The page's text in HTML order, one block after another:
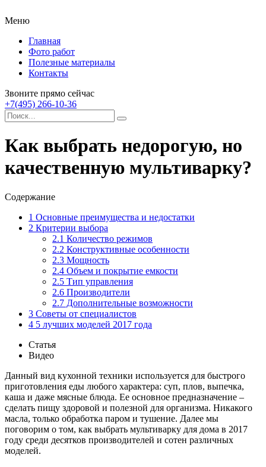
Меню
Главная
Фото работ
Полезные материалы
Контакты
Звоните прямо сейчас
+7(495) 266-10-36
Как выбрать недорогую, но
качественную мультиварку?
Содержание
1 Основные преимущества и недостатки
2 Критерии выбора
2.1 Количество режимов
2.2 Конструктивные особенности
2.3 Мощность
2.4 Объем и покрытие емкости
2.5 Тип управления
2.6 Производители
2.7 Дополнительные возможности
3 Советы от специалистов
4 5 лучших моделей 2017 года
Статья
Видео
Данный вид кухонной техники используется для быстрого
приготовления еды любого характера: суп, плов, выпечка,
каша и даже мясные блюда. Ее основное предназначение –
сделать пищу здоровой и полезной для организма. Никакого
масла, только обработка паром и тушение. Далее мы
поговорим о том, как выбрать мультиварку для дома в 2017
году среди десятков производителей и сотен различных
моделей.